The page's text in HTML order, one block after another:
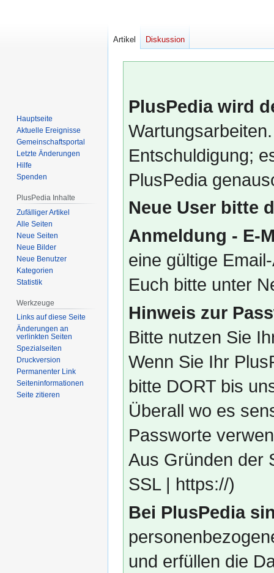
PlusPedia wird
Entschuldigung;
PlusPedia
Neue User bitte
Anmeldung - E-
eine gültige
Euch bitte unter
Hinweis zur
Bitte nutzen Sie
Wenn Sie Ihr
bitte DORT bis
Überall wo es
Passworte
Aus Gründen der
SSL | https://)
Bei PlusPedia
und erfüllen die
Artikel Diskussion
Hauptseite
Aktuelle Ereignisse
Gemeinschafts­portal
Letzte Änderungen
Hilfe
Spenden
PlusPedia Inhalte
Zufälliger Artikel
Alle Seiten
Neue Seiten
Neue Bilder
Neue Benutzer
Kategorien
Statistik
Werkzeuge
Links auf diese Seite
Änderungen an
verlinkten Seiten
Spezialseiten
Druckversion
Permanenter Link
Seiten­­informationen
Seite zitieren